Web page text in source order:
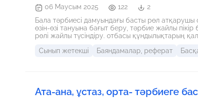
06 Маусым 2025 122
2
Бала тәрбиесі дамуындағы басты рөл атқарушы
өзін-өзі тануына бағыт беру, тәрбие жайлы
рөлі жайлы түсіндіру. отбасы құндылықтарың
Сынып жетекші
Баяндамалар, реферат
Ата-ана, ұстаз, орта- тәрбиеге